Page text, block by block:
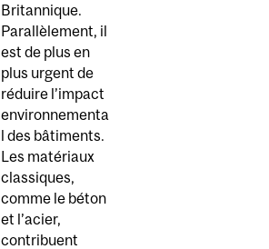
Britannique.
Parallèlement, il
est de plus en
plus urgent de
réduire l’impact
environnementa
l des bâtiments.
Les matériaux
classiques,
comme le béton
et l’acier,
contribuent